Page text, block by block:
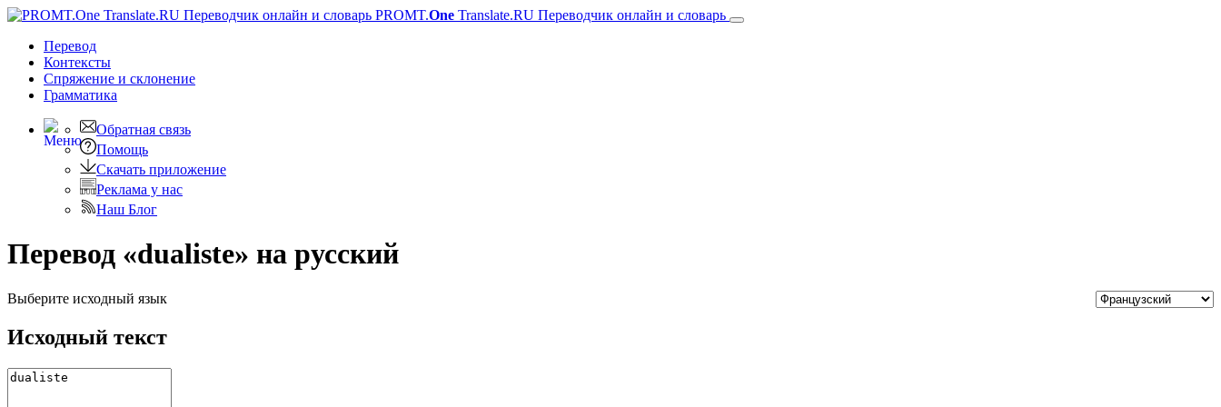
PROMT.One Translate.RU Переводчик онлайн и словарь
Перевод
Контексты
Спряжение и склонение
Грамматика
Обратная связь
Помощь
Скачать приложение
Реклама у нас
Наш Блог
Перевод «dualiste» на русский
Выберите исходный язык
Исходный текст